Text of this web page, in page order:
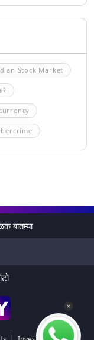
Stock Market
बातम्या